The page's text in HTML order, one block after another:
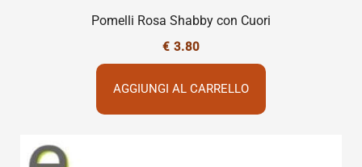
Pomelli Rosa Shabby con Cuori
€ 3.80
AGGIUNGI AL CARRELLO